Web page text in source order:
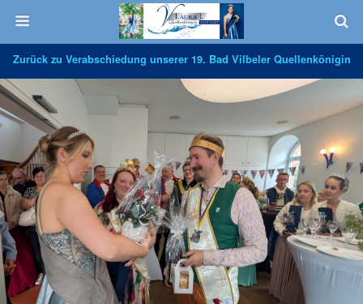
Zurück zu Verabschiedung unserer 19. Bad Vilbeler Quellenkönigin